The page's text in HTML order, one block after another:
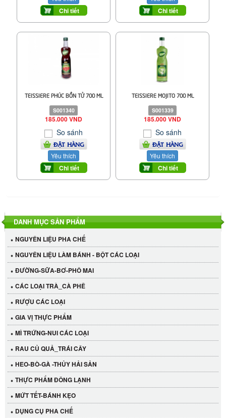
Chi tiết Chi tiết
TEISSIERE PHÚC BỒN TỬ 700 ML
S001340
185.000 VND
So sánh
ĐẶT HÀNG
Yêu thích
Chi tiết
TEISSIERE MOJITO 700 ML
S001339
185.000 VND
So sánh
ĐẶT HÀNG
Yêu thích
Chi tiết
DANH MỤC SẢN PHẨM
NGUYÊN LIỆU PHA CHẾ
NGUYÊN LIỆU LÀM BÁNH - BỘT CÁC LOẠI
ĐƯỜNG-SỮA-BƠ-PHÔ MAI
CÁC LOẠI TRÀ_CÀ PHÊ
RƯỢU CÁC LOẠI
GIA VỊ THỰC PHẨM
MÌ TRỨNG-NUI CÁC LOẠI
RAU CỦ QUẢ_TRÁI CÂY
HEO-BÒ-GÀ -THỦY HẢI SẢN
THỰC PHẨM ĐÔNG LẠNH
MỨT TẾT-BÁNH KẸO
DỤNG CỤ PHA CHẾ